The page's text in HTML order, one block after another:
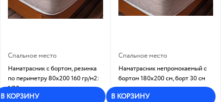
Спальное место
Наматрасник с бортом, резинка
по периметру 80х200 160 гр/м2:
1/30
В КОРЗИНУ
Спальное место
Наматрасник непромокаемый с
бортом 180x200 см, борт 30 см
Мало
В КОРЗИНУ